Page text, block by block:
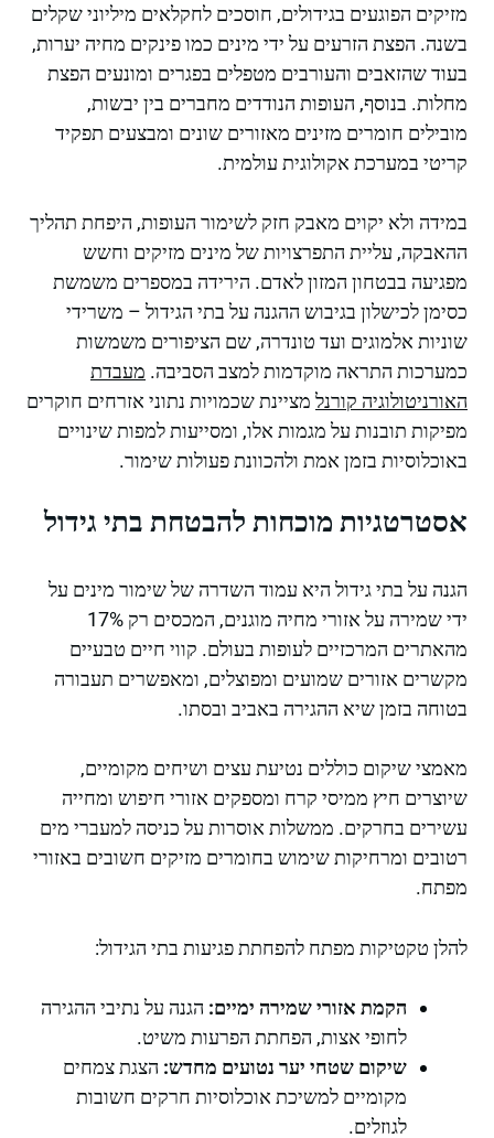
מזיקים הפוגעים בגידולים, חוסכים לחקלאים מיליוני שקלים
בשנה. הפצת הזרעים על ידי מינים כמו פינקים מחיה יערות,
בעוד שהזאבים והעורבים מטפלים בפגרים ומונעים הפצת
מחלות. בנוסף, העופות הנודדים מחברים בין יבשות,
מובילים חומרים מזינים מאזורים שונים ומבצעים תפקיד
קריטי במערכת אקולוגית עולמית.
במידה ולא יקוים מאבק חזק לשימור העופות, היפחת תהליך
ההאבקה, עליית התפרצויות של מינים מזיקים וחשש
מפגיעה בבטחון המזון לאדם. הירידה במספרים משמשת
כסימן לכישלון בגיבוש ההגנה על בתי הגידול – משרידי
שוניות אלמוגים ועד טונדרה, שם הציפורים משמשות
כמערכות התראה מוקדמות למצב הסביבה. מעבדת
האורניטולוגיה קורנל מציינת שכמויות נתוני אזרחים חוקרים
מפיקות תובנות על מגמות אלו, ומסייעות למפות שינויים
באוכלוסיות בזמן אמת ולהכוונת פעולות שימור.
אסטרטגיות מוכחות להבטחת בתי גידול
הגנה על בתי גידול היא עמוד השדרה של שימור מינים על
ידי שמירה על אזורי מחיה מוגנים, המכסים רק 17%
מהאתרים המרכזיים לעופות בעולם. קווי חיים טבעיים
מקשרים אזורים שמועים ומפוצלים, ומאפשרים תעבורה
בטוחה בזמן שיא ההגירה באביב ובסתו.
מאמצי שיקום כוללים נטיעת עצים ושיחים מקומיים,
שיוצרים חיץ ממיסי קרח ומספקים אזורי חיפוש ומחייה
עשירים בחרקים. ממשלות אוסרות על כניסה למעברי מים
רטובים ומרחיקות שימוש בחומרים מזיקים חשובים באזורי
מפתח.
להלן טקטיקות מפתח להפחתת פגיעות בתי הגידול:
הקמת אזורי שמירה ימיים: הגנה על נתיבי ההגירה
לחופי אצות, הפחתת הפרעות משיט.
שיקום שטחי יער נטועים מחדש: הצגת צמחים
מקומיים למשיכת אוכלוסיות חרקים חשובות
לגוזלים.